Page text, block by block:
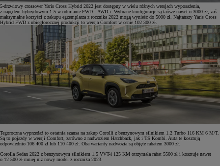
5-drzwiowy crossover Yaris Cross Hybrid 2022 jest dostępny w wielu różnych wersjach wyposażenia,
z napędem hybrydowym 1.5 w odmianie FWD i AWD-i. Wybrane konfiguracje są tańsze nawet o 3000 zł, zaś
maksymalne korzyści z zakupu egzemplarza z rocznika 2022 mogą wynieść do 5000 zł. Najtańszy Yaris Cross
Hybrid FWD z ubiegłorocznej produkcji to wersja Comfort w cenie 102 300 zł.
Tegoroczna wyprzedaż to ostatnia szansa na zakup Corolli z benzynowym silnikiem 1.2 Turbo 116 KM 6 M/T.
Są to pojazdy w wersji Comfort, zarówno z nadwoziem Hatchback, jak i TS Kombi. Auta te kosztują
odpowiednio 106 400 zł lub 110 400 zł. Oba warianty nadwozia są objęte rabatem 3000 zł.
Corolla Sedan 2022 z benzynowym silnikiem 1.5 VVT-i 125 KM otrzymała rabat 5500 zł i kosztuje nawet
o 12 500 zł mniej niż nowy model z rocznika 2023.